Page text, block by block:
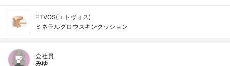
ETVOS(エトヴォス)
ミネラルグロウスキンクッション
会社員
みゆ